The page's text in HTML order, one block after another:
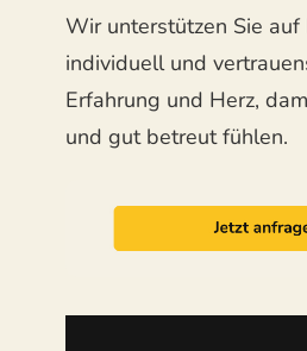
Wir unterstützen Sie auf
individuell und
Erfahrung und Herz,
und gut betreut fühlen.